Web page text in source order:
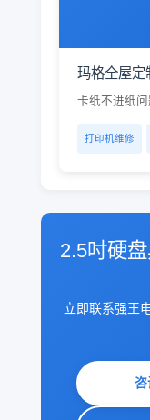
玛格全屋定
卡纸不进纸问
打印机维修
2.5吋硬
立即联系强王
咨